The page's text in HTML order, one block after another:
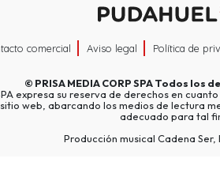
comercial Aviso legal Política de
© PRISA MEDIA CORP SPATodos los
expresa su reserva de derechos en
web, abarcando los medios de lectura
adecuado para tal
Producción musical Cadena Ser,